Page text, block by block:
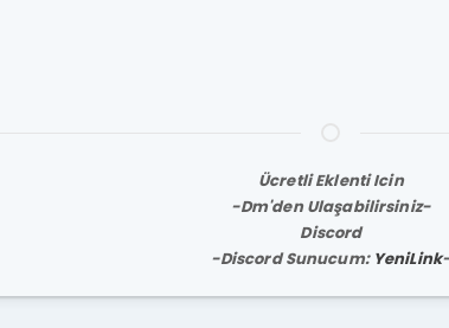
Ücretli Eklenti Icin
-Dm'den Ulaşabilirsiniz-
Discord
-Discord Sunucum: YeniLink